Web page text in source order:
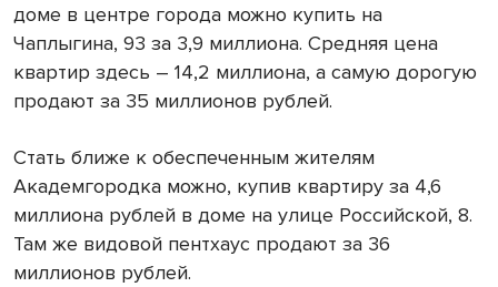
доме в центре города можно купить на
Чаплыгина, 93 за 3,9 миллиона. Средняя цена
квартир здесь – 14,2 миллиона, а самую дорогую
продают за 35 миллионов рублей.
Стать ближе к обеспеченным жителям
Академгородка можно, купив квартиру за 4,6
миллиона рублей в доме на улице Российской, 8.
Там же видовой пентхаус продают за 36
миллионов рублей.